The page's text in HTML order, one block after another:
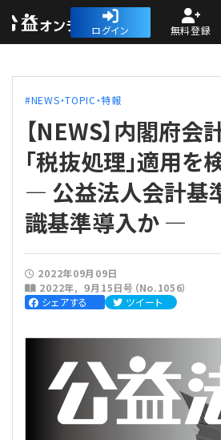
ログイン 無料登録
人気記事
法人運営
法人運営
評議員会・社員総会
理事・監事
会計・税務
会計処理
労務管理
NEWS・TOPIC・特報
【NEWS】内閣府会
「税抜処理」適用を
― 公益法人会計基
識基準導入か ―
2022年09月09日
2022年
９月15日号（No.1056）
シェアする
ツイート